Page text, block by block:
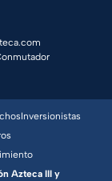
Inversionistas
Azteca III y